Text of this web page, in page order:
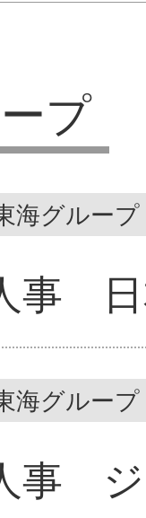
プ
海グループ
事
海グループ
事